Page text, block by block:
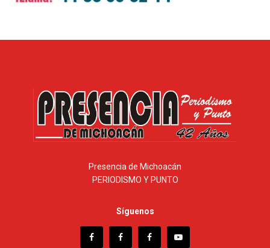
Presencia de Michoacán
PERIODISMO Y PUNTO
Síguenos